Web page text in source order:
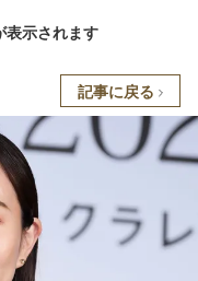
表示されます
記事に戻る